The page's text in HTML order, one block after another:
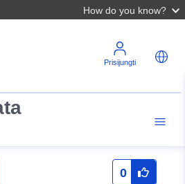
How do you know?
Prisijungti
0